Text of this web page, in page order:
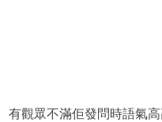
有觀眾不滿佢發問時語氣